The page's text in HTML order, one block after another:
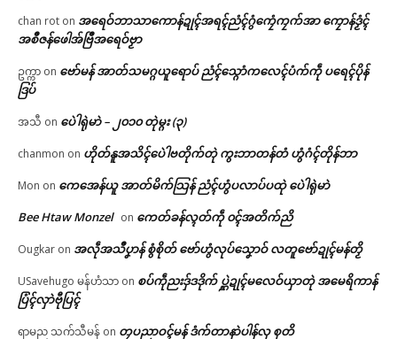
chan rot on အရေဝ်ဘာသာကောန်ဍုၚ်အရၚ်ညံၚ်ဂွံကၠေံကၠက်အာ ကၠောန်ဒၟံၚ်
အစဳဇန်ဖေါအ်ဗြဳအရေဝ်ဗၟာ
ဥက္ကာ on ဗော်မန် အာတ်သမဂ္ဂယူရောပ် ညံၚ်သ္ဂောံကလေၚ်ပံက်ကဵု ပရေၚ်ပိုန်
ဒြပ်
အသီ on ပေဲါရုဲမာဲ – ၂၀၁၀ တုဲမ္ဂး (၃)
chanmon on ဟိုတ်နူအသိၚ်ပေဲါဗတိုက်တုဲ ကွးဘာတန်တံ ဟွံဂံၚ်တိုန်ဘာ
Mon on ကေအေန်ယူ အာတ်မိက်သြန် ညံၚ်ဟွံပလာပ်ပထုဲ ပေဲါရုဲမာဲ
Bee Htaw Monzel on ကေတ်ခန်လ္ၚတ်ကဵု ၀ၚ်အတိက်ညိ
Ougkar on အလဵုအသဳပၞာန် စွံစိုတ် ဗော်ဟွံလုပ်သၞောဝ် လတူဗော်ဍုၚ်မန်တၟိ
USavehugo မန်ဟံသာ on စပ်ကဵုညးဒှ်ဒဒိုက် ပ္ဋဲဍုၚ်မလေဝ်ယှာတုဲ အမေရိကာန်
ပြံၚ်လှာဲဗီုပြၚ်
ရာမည သက်သီမန် on တၠပညာဝၚ်မန် ဒံက်တာနာဲပါန်လှ စုတိ